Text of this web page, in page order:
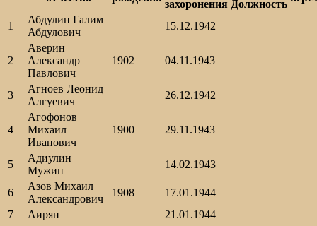
захоронения Должность
1
Абдулин Галим
Абдулович
15.12.1942
2
Аверин
Александр
Павлович
1902 04.11.1943
3
Агноев Леонид
Алгуевич
26.12.1942
4
Агофонов
Михаил
Иванович
1900 29.11.1943
5
Адиулин
Мужип
14.02.1943
6
Азов Михаил
Александрович
1908
17.01.1944
7
Аирян
21.01.1944